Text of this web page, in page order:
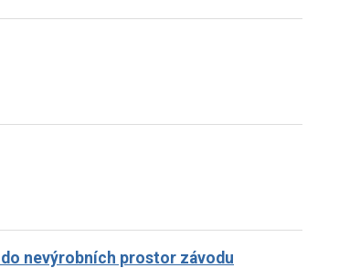
do nevýrobních prostor závodu